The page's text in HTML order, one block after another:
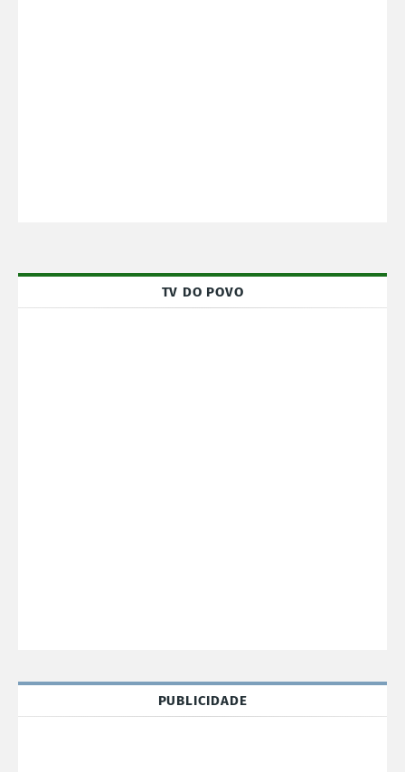
TV DO POVO
PUBLICIDADE